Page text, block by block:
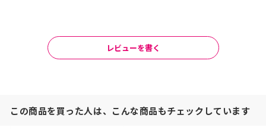
レビューを書く
この商品を買った人は、こんな商品もチェックしています